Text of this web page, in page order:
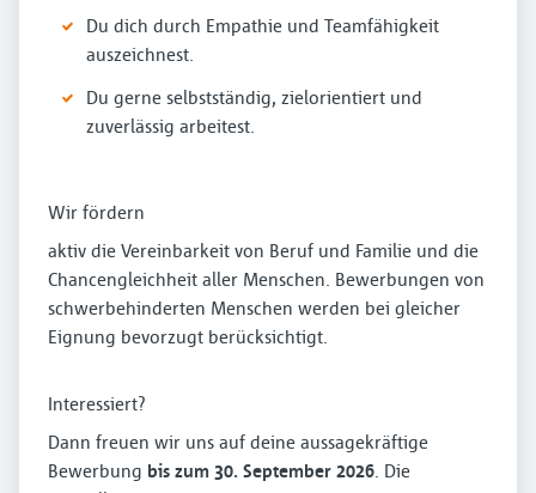
Du dich durch Empathie und Teamfähigkeit
auszeichnest.
Du gerne selbstständig, zielorientiert und
zuverlässig arbeitest.
Wir fördern
aktiv die Vereinbarkeit von Beruf und Familie und die
Chancengleichheit aller Menschen. Bewerbungen von
schwerbehinderten Menschen werden bei gleicher
Eignung bevorzugt berücksichtigt.
Interessiert?
Dann freuen wir uns auf deine aussagekräftige
Bewerbung bis zum 30. September 2026. Die